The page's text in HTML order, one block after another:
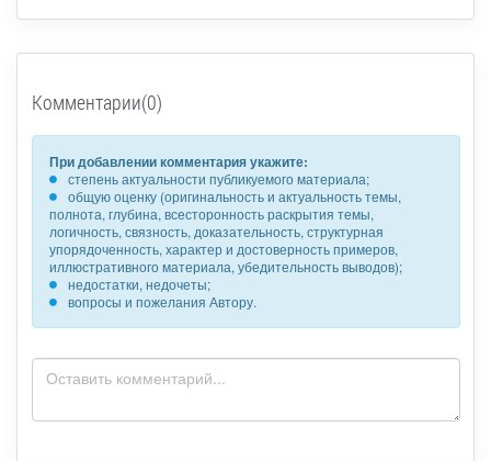
Комментарии(0)
При добавлении комментария укажите:
степень актуальности публикуемого материала;
общую оценку (оригинальность и актуальность темы,
полнота, глубина, всесторонность раскрытия темы,
логичность, связность, доказательность, структурная
упорядоченность, характер и достоверность примеров,
иллюстративного материала, убедительность выводов);
недостатки, недочеты;
вопросы и пожелания Автору.